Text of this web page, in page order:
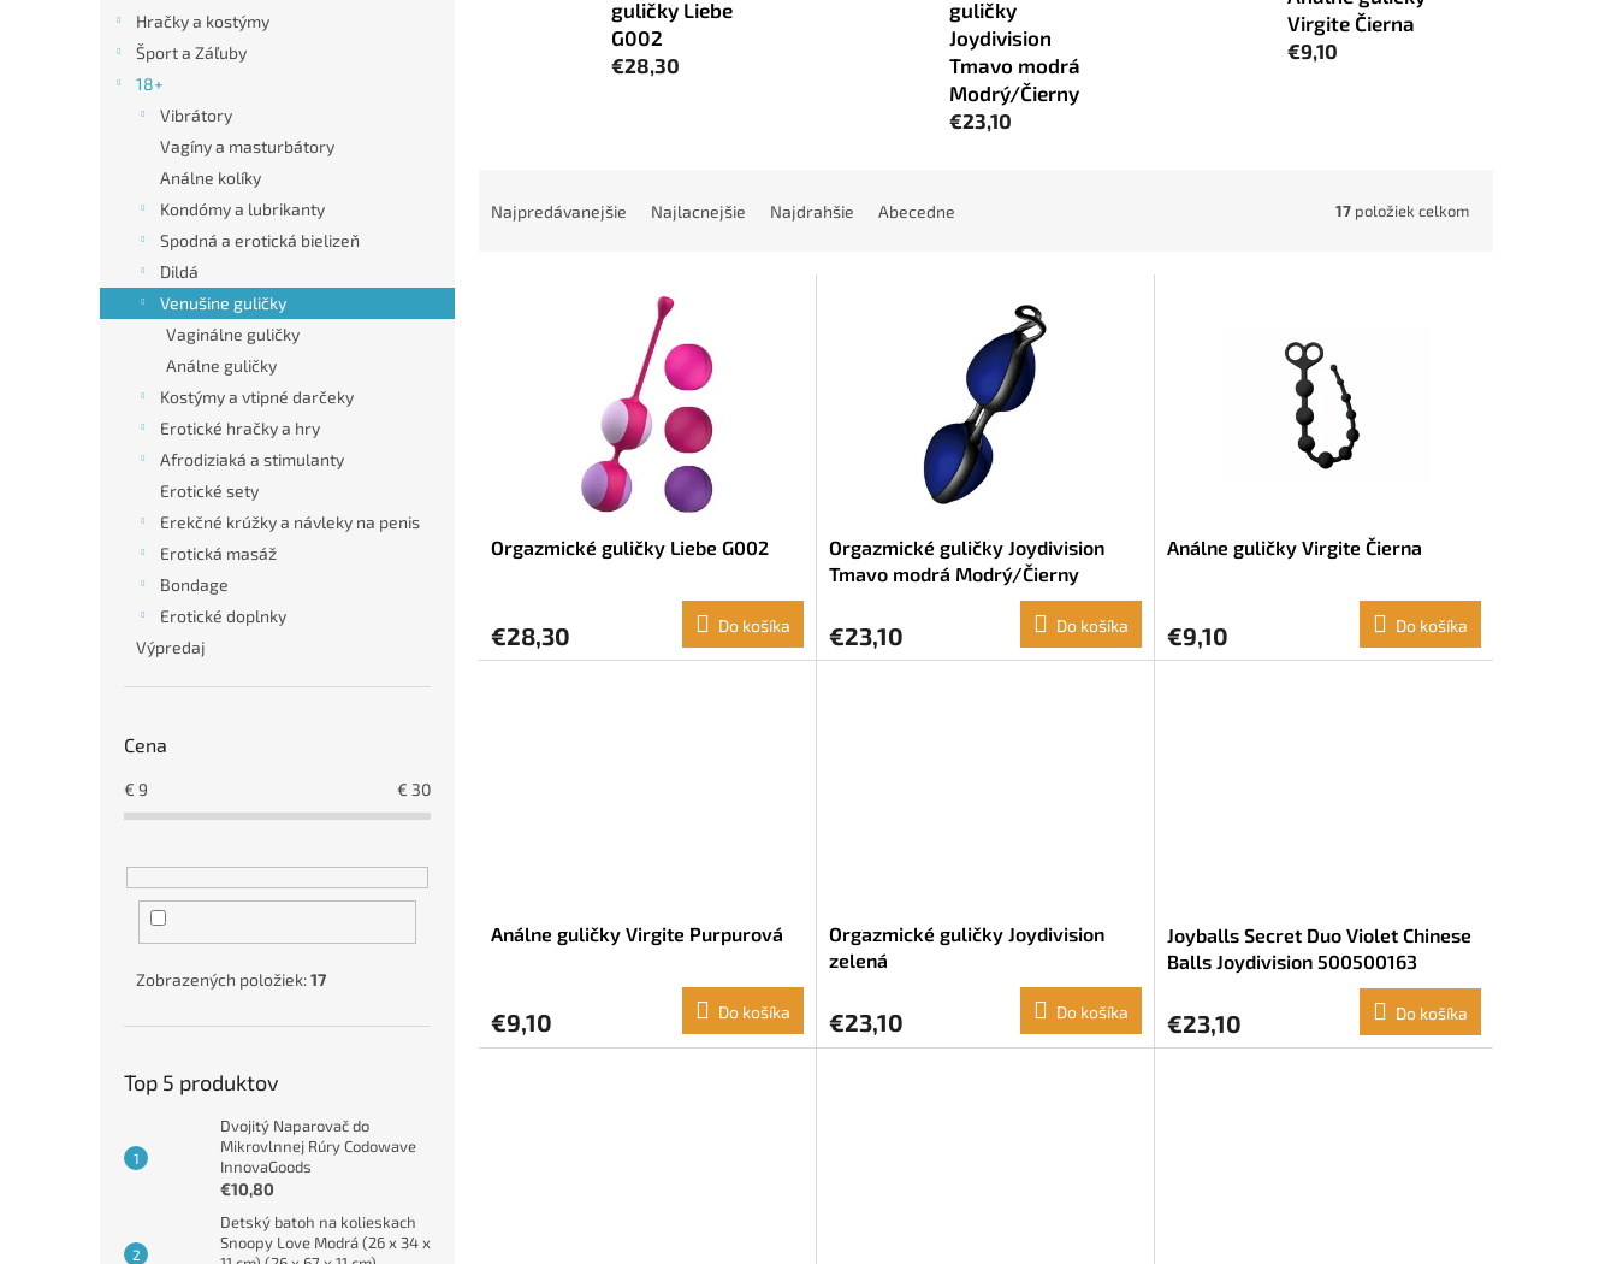
Hračky a kostýmy
Šport a Záľuby
18+
Vibrátory
Vagíny a masturbátory
Análne kolíky
Kondómy a lubrikanty
Spodná a erotická bielizeň
Dildá
Venušine guličky
Vaginálne guličky
Análne guličky
Kostýmy a vtipné darčeky
Erotické hračky a hry
Afrodiziaká a stimulanty
Erotické sety
Erekčné krúžky a návleky na penis
Erotická masáž
Bondage
Erotické doplnky
Výpredaj
Cena
€ 9 € 30
Zobrazených položiek:17
Top 5 produktov
Dvojitý Naparovač do
Mikrovlnnej Rúry Codowave
InnovaGoods
€10,80
Detský batoh na kolieskach
Snoopy Love Modrá (26 x 34 x
guličky Liebe
G002
€28,30
guličky
Joydivision
Tmavo modrá
Modrý/Čierny
€23,10
Virgite Čierna
€9,10
Najpredávanejšie Najlacnejšie Najdrahšie Abecedne 17 položiek celkom
Orgazmické guličky Liebe G002
€28,30 Do košíka
Orgazmické guličky Joydivision
Tmavo modrá Modrý/Čierny
€23,10 Do košíka
Análne guličky Virgite Čierna
€9,10 Do košíka
Análne guličky Virgite Purpurová
€9,10 Do košíka
Orgazmické guličky Joydivision
zelená
€23,10 Do košíka
Joyballs Secret Duo Violet Chinese
Balls Joydivision 500500163
€23,10 Do košíka